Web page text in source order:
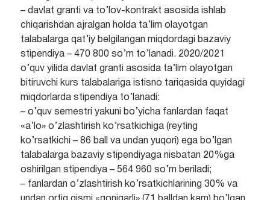
– davlat granti va to’lov-kontrakt asosida ishlab
chiqarishdan ajralgan holda ta’lim olayotgan
talabalarga qat’iy belgilangan miqdordagi bazaviy
stipendiya – 470 800 so’m to’lanadi. 2020/2021
o’quv yilida davlat granti asosida ta’lim olayotgan
bitiruvchi kurs talabalariga istisno tariqasida quyidagi
miqdorlarda stipendiya to’lanadi:
– o’quv semestri yakuni bo’yicha fanlardan faqat
«a’lo» o’zlashtirish ko’rsatkichiga (reyting
ko’rsatkichi – 86 ball va undan yuqori) ega bo’lgan
talabalarga bazaviy stipendiyaga nisbatan 20%ga
oshirilgan stipendiya – 564 960 so’m beriladi;
– fanlardan o’zlashtirish ko’rsatkichlarining 30% va